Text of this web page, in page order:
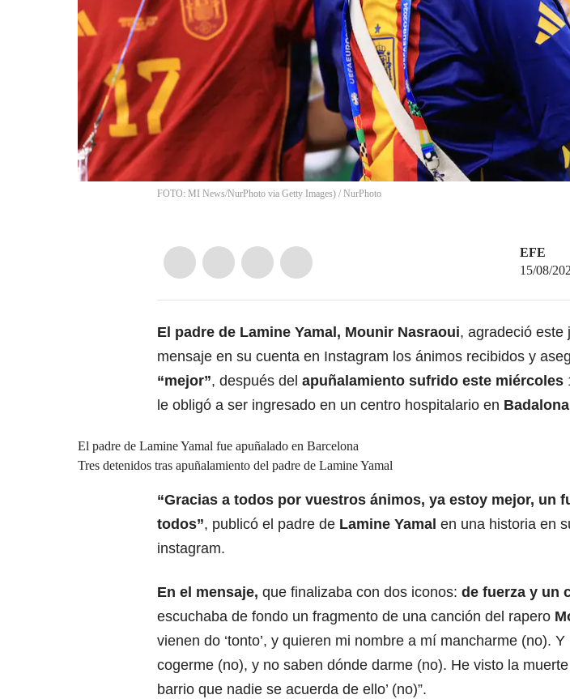
FOTO: MI News/NurPhoto via Getty Images) / NurPhoto
EFE
15/08/
El padre de Lamine Yamal, Mounir Nasraoui, agradeció este
mensaje en su cuenta en Instagram los ánimos recibidos y
“mejor”, después del apuñalamiento sufrido este miércoles
le obligó a ser ingresado en un centro hospitalario en
El padre de Lamine Yamal fue apuñalado en Barcelona
Tres detenidos tras apuñalamiento del padre de Lamine Yamal
“Gracias a todos por vuestros ánimos, ya estoy mejor, un
todos”, publicó el padre de Lamine Yamal en una historia en
instagram.
En el mensaje, que finalizaba con dos iconos: de fuerza y un
escuchaba de fondo un fragmento de una canción del rapero
vienen do ‘tonto’, y quieren mi nombre a mí mancharme (no).
cogerme (no), y no saben dónde darme (no). He visto la
barrio que nadie se acuerda de ello’ (no)”.